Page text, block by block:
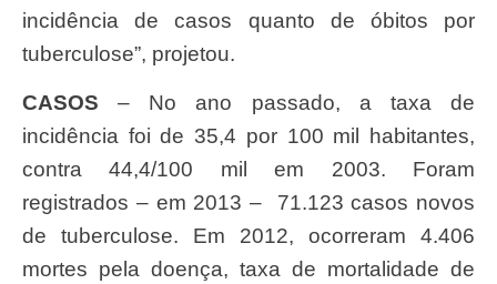
incidência de casos quanto de óbitos por
tuberculose”, projetou.
CASOS – No ano passado, a taxa de
incidência foi de 35,4 por 100 mil habitantes,
contra 44,4/100 mil em 2003. Foram
registrados – em 2013 – 71.123 casos novos
de tuberculose. Em 2012, ocorreram 4.406
mortes pela doença, taxa de mortalidade de